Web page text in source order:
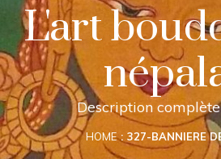
L'art
Description
HOME 327-BANNIERE